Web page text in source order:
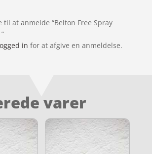
at anmelde “Belton Free Spray
in for at afgive en anmeldelse.
varer